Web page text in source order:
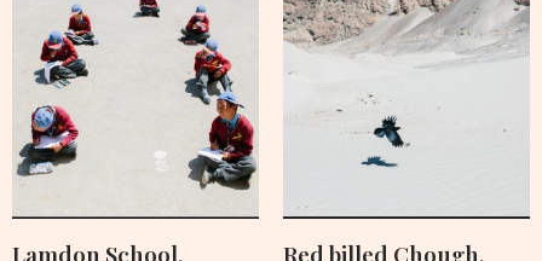
Lamdon School,
Red billed Chough,